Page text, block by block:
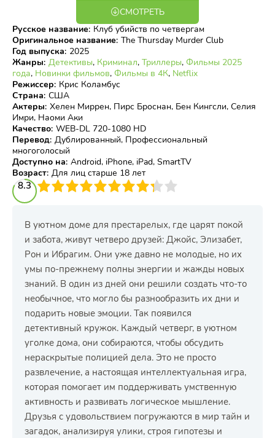
СМОТРЕТЬ
Русское название: Клуб убийств по четвергам
Оригинальное название: The Thursday Murder Club
Год выпуска: 2025
Жанры: Детективы, Криминал, Триллеры, Фильмы 2025
года, Новинки фильмов, Фильмы в 4К, Netflix
Режиссер: Крис Коламбус
Страна: США
Актеры: Хелен Миррен, Пирс Броснан, Бен Кингсли, Селия
Имри, Наоми Аки
Качество: WEB-DL 720-1080 HD
Перевод: Дублированный, Профессиональный
многоголосый
Доступно на: Android, iPhone, iPad, SmartTV
Возраст: Для лиц старше 18 лет
8.3
4 5 6 7 8 9 10
В уютном доме для престарелых, где царят покой
и забота, живут четверо друзей: Джойс, Элизабет,
Рон и Ибрагим. Они уже давно не молодые, но их
умы по-прежнему полны энергии и жажды новых
знаний. В один из дней они решили создать что-то
необычное, что могло бы разнообразить их дни и
подарить новые эмоции. Так появился
детективный кружок. Каждый четверг, в уютном
уголке дома, они собираются, чтобы обсудить
нераскрытые полицией дела. Это не просто
развлечение, а настоящая интеллектуальная игра,
которая помогает им поддерживать умственную
активность и развивать логическое мышление.
Друзья с удовольствием погружаются в мир тайн и
загадок, анализируя улики, строя гипотезы и